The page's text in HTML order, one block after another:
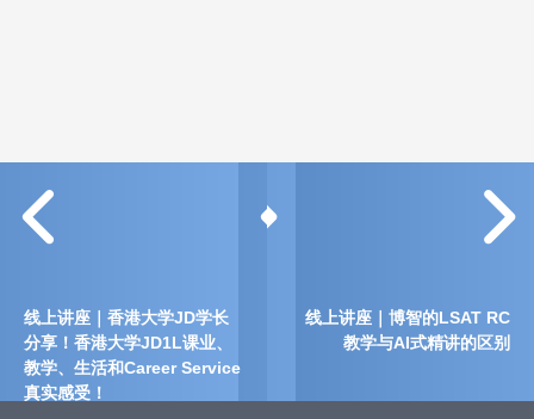
线上讲座｜香港大学JD学长
分享！香港大学JD1L课业、
教学、生活和Career Service
真实感受！
线上讲座｜博智的LSAT RC
教学与AI式精讲的区别